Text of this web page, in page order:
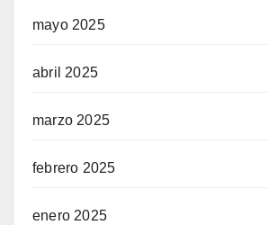
mayo 2025
abril 2025
marzo 2025
febrero 2025
enero 2025